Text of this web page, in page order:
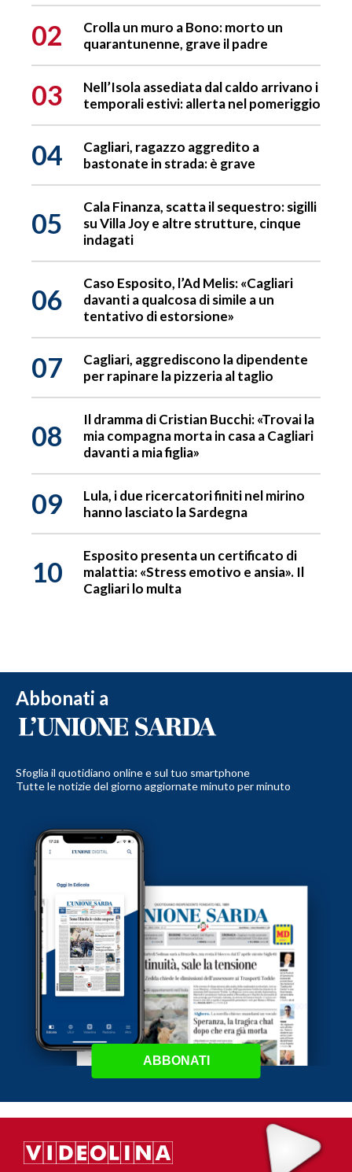
02
Crolla un muro a Bono: morto un
quarantunenne, grave il padre
03
Nell’Isola assediata dal caldo arrivano i
temporali estivi: allerta nel pomeriggio
04
Cagliari, ragazzo aggredito a
bastonate in strada: è grave
05
Cala Finanza, scatta il sequestro: sigilli
su Villa Joy e altre strutture, cinque
indagati
06
Caso Esposito, l’Ad Melis: «Cagliari
davanti a qualcosa di simile a un
tentativo di estorsione»
07
Cagliari, aggrediscono la dipendente
per rapinare la pizzeria al taglio
08
Il dramma di Cristian Bucchi: «Trovai la
mia compagna morta in casa a Cagliari
davanti a mia figlia»
09
Lula, i due ricercatori finiti nel mirino
hanno lasciato la Sardegna
10
Esposito presenta un certificato di
malattia: «Stress emotivo e ansia». Il
Cagliari lo multa
Abbonati a
Sfoglia il quotidiano online e sul tuo smartphone
Tutte le notizie del giorno aggiornate minuto per minuto
ABBONATI